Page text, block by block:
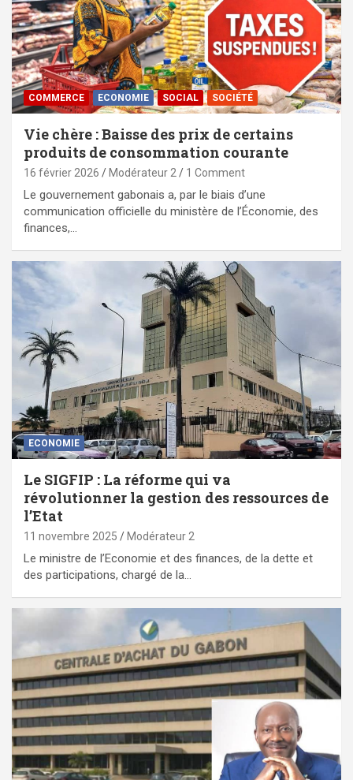
COMMERCE ECONOMIE SOCIAL SOCIÉTÉ
Vie chère : Baisse des prix de certains
produits de consommation courante
16 février 2026 Modérateur 2 1 Comment
Le gouvernement gabonais a, par le biais d’une
communication officielle du ministère de l’Économie, des
finances,…
ECONOMIE
Le SIGFIP : La réforme qui va
révolutionner la gestion des ressources de
l’Etat
11 novembre 2025 Modérateur 2
Le ministre de l’Economie et des finances, de la dette et
des participations, chargé de la…